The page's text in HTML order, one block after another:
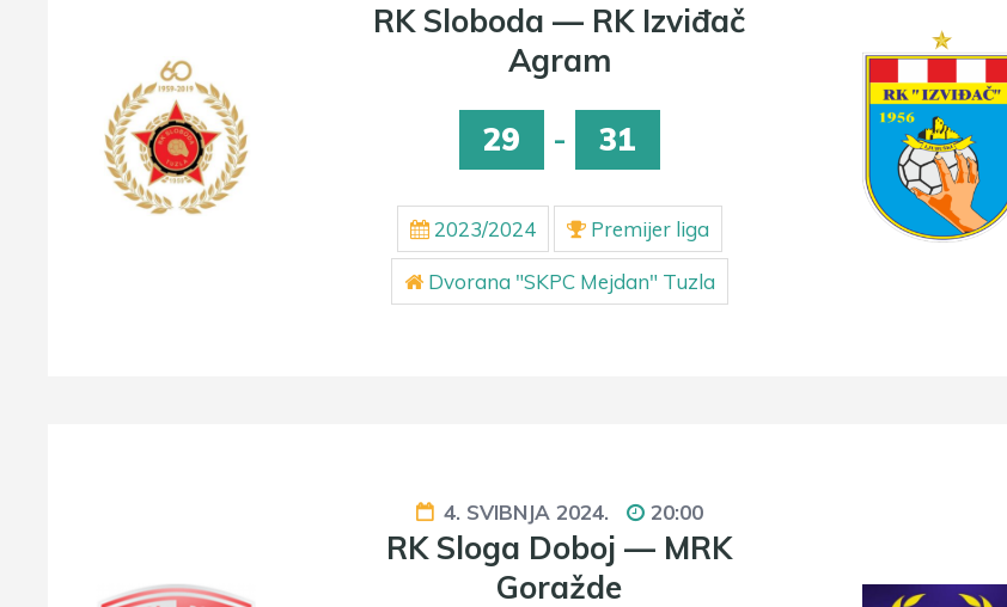
RK Sloboda — RK Izviđač
Agram
29
- 31
2023/2024 Premijer liga
Dvorana "SKPC Mejdan" Tuzla
4. SVIBNJA 2024. 20:00
RK Sloga Doboj — MRK
Goražde